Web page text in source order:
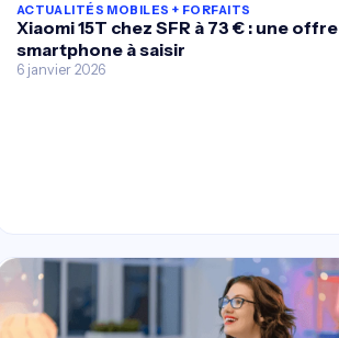
ACTUALITÉS MOBILES + FORFAITS
Xiaomi 15T chez SFR à 73 € : une offre
smartphone à saisir
6 janvier 2026